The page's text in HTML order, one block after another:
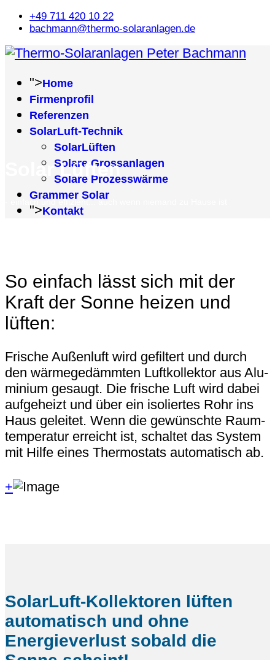
+49 711 420 10 22
bachmann@thermo-solaranlagen.de
">Home
Firmenprofil
Referenzen
SolarLuft-Technik
SolarLüften
Solare Grossanlagen
Solare Prozesswärme
Grammer Solar
">Kontakt
Solar Lüften
- einfach und effizient... auch wenn niemand zu Hause ist
So einfach lässt sich mit der
Kraft der Sonne heizen und
lüften:
Frische Außenluft wird gefiltert und durch
den wärme­gedämmten Luft­kollektor aus Alu­
minium gesaugt. Die frische Luft wird dabei
aufgeheizt und über ein iso­lier­tes Rohr ins
Haus ge­leitet. Wenn die gewünschte Raum­
tem­pe­ra­tur erreicht ist, schaltet das System
mit Hilfe eines Thermo­stats automatisch ab.
+
SolarLuft-Kollektoren lüften
automatisch und ohne
Energieverlust sobald die